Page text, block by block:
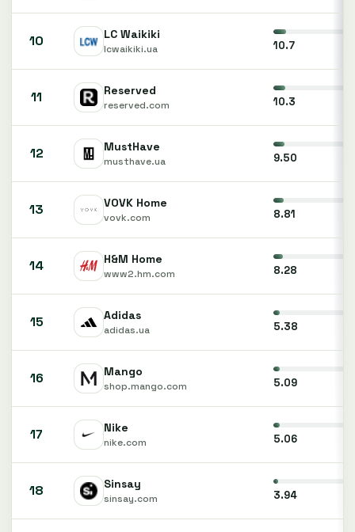
10 LC Waikiki
lcwaikiki.ua 10.7
11 Reserved
reserved.com 10.3
12 MustHave
musthave.ua 9.50
13 VOVK Home
vovk.com 8.81
14 H&M Home
www2.hm.com 8.28
15 Adidas
adidas.ua 5.38
16 Mango
shop.mango.com 5.09
17 Nike
nike.com 5.06
18 Sinsay
sinsay.com 3.94